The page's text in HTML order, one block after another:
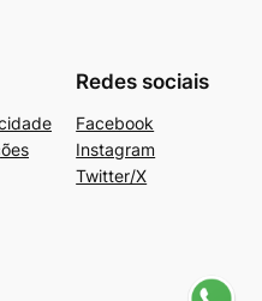
Redes sociais
Facebook
Instagram
Twitter/X